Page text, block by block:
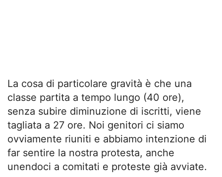
La cosa di particolare gravità è che una
classe partita a tempo lungo (40 ore),
senza subire diminuzione di iscritti, viene
tagliata a 27 ore. Noi genitori ci siamo
ovviamente riuniti e abbiamo intenzione di
far sentire la nostra protesta, anche
unendoci a comitati e proteste già avviate.